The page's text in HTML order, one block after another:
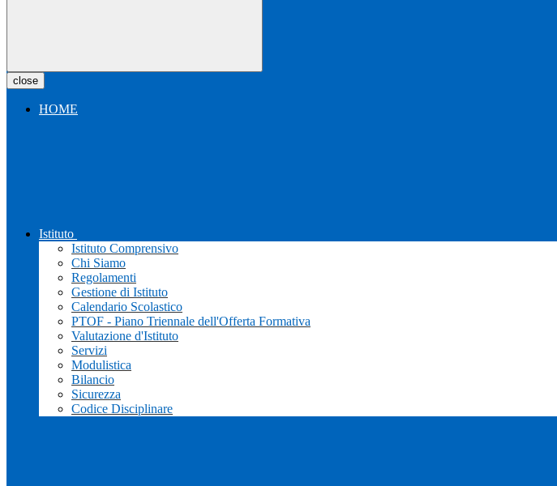
close
HOME
Istituto
Istituto Comprensivo
Chi Siamo
Regolamenti
Gestione di Istituto
Calendario Scolastico
PTOF - Piano Triennale dell'Offerta Formativa
Valutazione d'Istituto
Servizi
Modulistica
Bilancio
Sicurezza
Codice Disciplinare